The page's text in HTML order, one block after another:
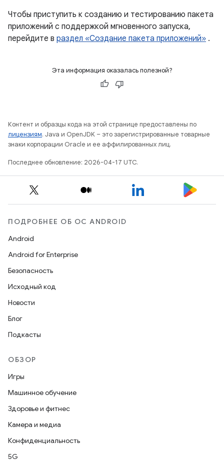
Чтобы приступить к созданию и тестированию пакета
приложений с поддержкой мгновенного запуска,
перейдите в раздел «Создание пакета приложений» .
Эта информация оказалась полезной?
Контент и образцы кода на этой странице предоставлены по
лицензиям. Java и OpenJDK – это зарегистрированные товарные
знаки корпорации Oracle и ее аффилированных лиц.
Последнее обновление: 2026-04-17 UTC.
ПОДРОБНЕЕ ОБ ОС ANDROID
Android
Android for Enterprise
Безопасность
Исходный код
Новости
Блог
Подкасты
ОБЗОР
Игры
Машинное обучение
Здоровье и фитнес
Камера и медиа
Конфиденциальность
5G